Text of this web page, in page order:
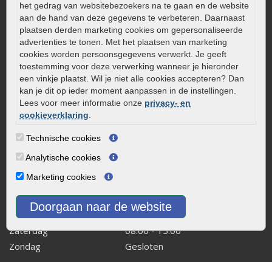
het gedrag van websitebezoekers na te gaan en de website
aan de hand van deze gegevens te verbeteren. Daarnaast
plaatsen derden marketing cookies om gepersonaliseerde
advertenties te tonen. Met het plaatsen van marketing
cookies worden persoonsgegevens verwerkt. Je geeft
toestemming voor deze verwerking wanneer je hieronder
een vinkje plaatst. Wil je niet alle cookies accepteren? Dan
kan je dit op ieder moment aanpassen in de instellingen.
Lees voor meer informatie onze privacy- en
cookieverklaring
Technische cookies
Analytische cookies
Marketing cookies
Doorgaan naar de website
Zelf een terras aanleggen
Kleine stadstuin inrichten
0320 – 219170
Kaapstanderweg 41
8243 RB Lelystad
info@onlinetuinwarenhuis.nl
Routebeschrijving
Openingstijden
Maandag
Woensdag
Donderdag
08:00 - 17:00
Vrijdag
08:00 - 17:00
Zaterdag
08:00 - 15.00
Zondag
Gesloten